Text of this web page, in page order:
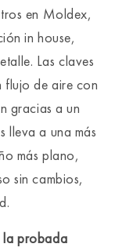
en Moldex,
in house,
Las claves
flujo de aire con
gracias a un
lleva a una más
más plano,
sin cambios,
la probada